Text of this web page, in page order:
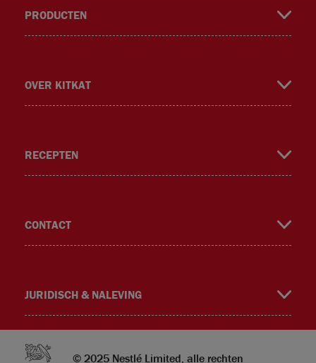
PRODUCTEN
OVER KITKAT
RECEPTEN
CONTACT
JURIDISCH & NALEVING
© 2025 Nestlé Limited, alle rechten